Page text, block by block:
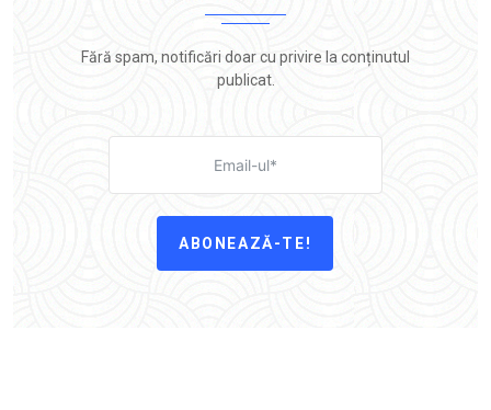
Fără spam, notificări doar cu privire la conținutul
publicat.
ABONEAZĂ-TE!